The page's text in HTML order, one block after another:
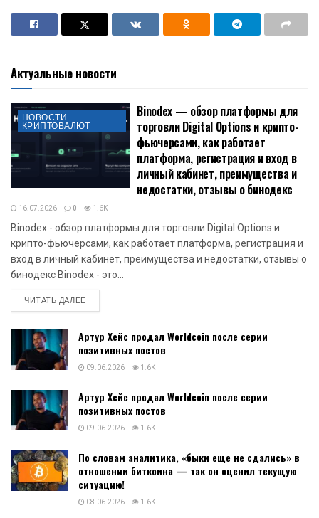
Актуальные новости
НОВОСТИ
КРИПТОВАЛЮТ
Binodex — обзор платформы для
торговли Digital Options и крипто-
фьючерсами, как работает
платформа, регистрация и вход в
личный кабинет, преимущества и
недостатки, отзывы о бинодекс
16.07.2026 0 1.6K
Binodex - обзор платформы для торговли Digital Options и
крипто-фьючерсами, как работает платформа, регистрация и
вход в личный кабинет, преимущества и недостатки, отзывы о
бинодекс Binodex - это...
ЧИТАТЬ ДАЛЕЕDETAILS
Артур Хейс продал Worldcoin после серии
позитивных постов
09.06.2026 1.6K
Артур Хейс продал Worldcoin после серии
позитивных постов
09.06.2026 1.6K
По словам аналитика, «быки еще не сдались» в
отношении биткоина — так он оценил текущую
ситуацию!
08.06.2026 1.6K